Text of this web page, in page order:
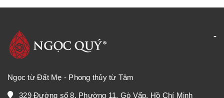
Ngọc từ Đất Mẹ - Phong thủy từ Tâm
329 Đường số 8, Phường 11, Gò Vấp, Hồ Chí Minh